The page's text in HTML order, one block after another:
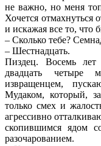
не важно, но меня
Хочется отмахнуться
и искажая все то, что
– Сколько тебе?
– Шестнадцать.
Пиздец. Восемь
двадцать четыре
извращенцем,
Мудаком, который,
только смех и
агрессивно
скопившимся ядом
разочарованием.